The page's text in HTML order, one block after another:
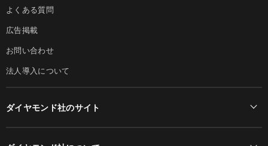
よくある質問
広告掲載
お問い合わせ
法人導入について
ダイヤモンド社のサイト